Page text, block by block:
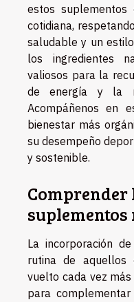
estos
cotidiana,
saludable y un
los ingredientes
valiosos para la
de energía y la
Acompáñenos en
bienestar más
su desempeño
y sostenible.
Comprender
La incorporación
rutina de aquellos
vuelto cada vez
para